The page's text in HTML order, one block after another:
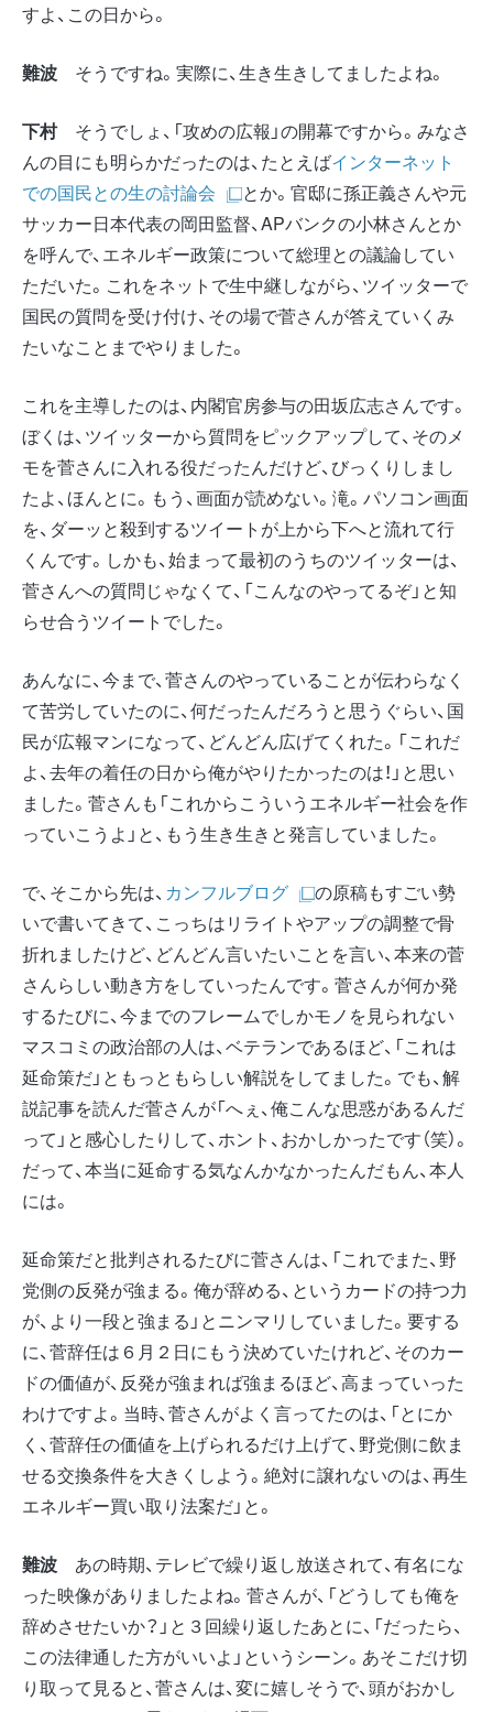
すよ、この日から。
難波 そうですね。実際に、生き生きしてましたよね。
下村そうでしょ、「攻めの広報」の開幕ですから。みなさ
んの目にも明らかだったのは、たとえばインターネット
での国民との生の討論会
とか。官邸に孫正義さんや元
サッカー日本代表の岡田監督、APバンクの小林さんとか
を呼んで、エネルギー政策について総理との議論してい
ただいた。これをネットで生中継しながら、ツイッターで
国民の質問を受け付け、その場で菅さんが答えていくみ
たいなことまでやりました。
これを主導したのは、内閣官房参与の田坂広志さんです。
ぼくは、ツイッターから質問をピックアップして、そのメ
モを菅さんに入れる役だったんだけど、びっくりしまし
たよ、ほんとに。もう、画面が読めない。滝。パソコン画面
を、ダーッと殺到するツイートが上から下へと流れて行
くんです。しかも、始まって最初のうちのツイッターは、
菅さんへの質問じゃなくて、「こんなのやってるぞ」と知
らせ合うツイートでした。
あんなに、今まで、菅さんのやっていることが伝わらなく
て苦労していたのに、何だったんだろうと思うぐらい、国
民が広報マンになって、どんどん広げてくれた。「これだ
よ、去年の着任の日から俺がやりたかったのは！」と思い
ました。菅さんも「これからこういうエネルギー社会を作
っていこうよ」と、もう生き生きと発言していました。
で、そこから先は、 カンフルブログ
の原稿もすごい勢
いで書いてきて、こっちはリライトやアップの調整で骨
折れましたけど、どんどん言いたいことを言い、本来の菅
さんらしい動き方をしていったんです。菅さんが何か発
するたびに、今までのフレームでしかモノを見られない
マスコミの政治部の人は、ベテランであるほど、「これは
延命策だ」ともっともらしい解説をしてました。でも、解
説記事を読んだ菅さんが「へぇ、俺こんな思惑があるんだ
って」と感心したりして、ホント、おかしかったです（笑）。
だって、本当に延命する気なんかなかったんだもん、本人
には。
延命策だと批判されるたびに菅さんは、「これでまた、野
党側の反発が強まる。俺が辞める、というカードの持つ力
が、より一段と強まる」とニンマリしていました。要する
に、菅辞任は６月２日にもう決めていたけれど、そのカー
ドの価値が、反発が強まれば強まるほど、高まっていった
わけですよ。当時、菅さんがよく言ってたのは、「とにか
く、菅辞任の価値を上げられるだけ上げて、野党側に飲ま
せる交換条件を大きくしよう。絶対に譲れないのは、再生
エネルギー買い取り法案だ」と。
難波 あの時期、テレビで繰り返し放送されて、有名にな
った映像がありましたよね。菅さんが、「どうしても俺を
辞めさせたいか？」と３回繰り返したあとに、「だったら、
この法律通した方がいいよ」というシーン。あそこだけ切
り取って見ると、菅さんは、変に嬉しそうで、頭がおかし